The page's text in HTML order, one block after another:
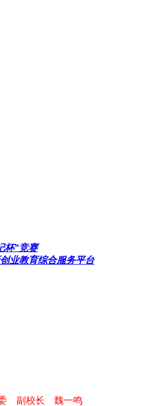
杯”竞赛
业教育综合服务平台
副校长 魏一鸣